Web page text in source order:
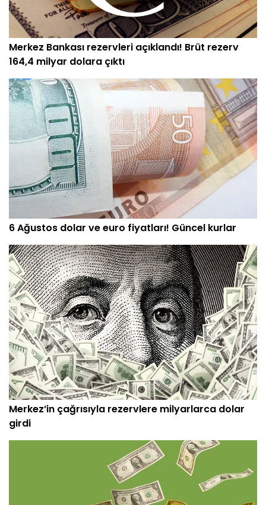
Merkez Bankası rezervleri açıklandı! Brüt rezerv
164,4 milyar dolara çıktı
6 Ağustos dolar ve euro fiyatları! Güncel kurlar
Merkez’in çağrısıyla rezervlere milyarlarca dolar
girdi